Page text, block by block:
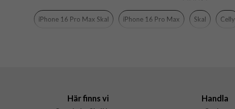
Färg
iPhone 16 Pro Max Skal iPhone 16 Pro Max Skal Celly
Här finns vi Handla